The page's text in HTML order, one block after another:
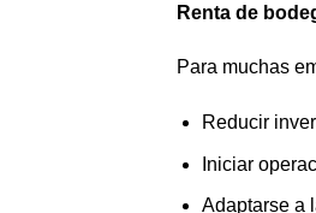
Renta de
Para muchas
Reducir
Iniciar
Adaptarse a